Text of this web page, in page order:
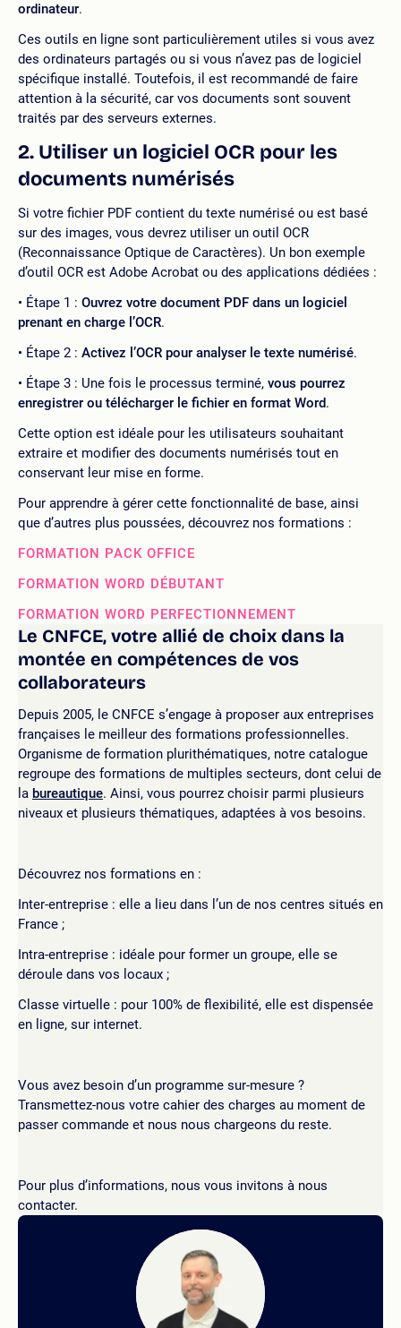
ordinateur.
Ces outils en ligne sont particulièrement utiles si vous avez
des ordinateurs partagés ou si vous n’avez pas de logiciel
spécifique installé. Toutefois, il est recommandé de faire
attention à la sécurité, car vos documents sont souvent
traités par des serveurs externes.
2. Utiliser un logiciel OCR pour les
documents numérisés
Si votre fichier PDF contient du texte numérisé ou est basé
sur des images, vous devrez utiliser un outil OCR
(Reconnaissance Optique de Caractères). Un bon exemple
d’outil OCR est Adobe Acrobat ou des applications dédiées :
Étape 1 : Ouvrez votre document PDF dans un logiciel
prenant en charge l’OCR.
Étape 2 : Activez l’OCR pour analyser le texte numérisé.
Étape 3 : Une fois le processus terminé, vous pourrez
enregistrer ou télécharger le fichier en format Word.
Cette option est idéale pour les utilisateurs souhaitant
extraire et modifier des documents numérisés tout en
conservant leur mise en forme.
Pour apprendre à gérer cette fonctionnalité de base, ainsi
que d’autres plus poussées, découvrez nos formations :
FORMATION PACK OFFICE
FORMATION WORD DÉBUTANT
FORMATION WORD PERFECTIONNEMENT
Le CNFCE, votre allié de choix dans la
montée en compétences de vos
collaborateurs
Depuis 2005, le CNFCE s’engage à proposer aux entreprises
françaises le meilleur des formations professionnelles.
Organisme de formation plurithématiques, notre catalogue
regroupe des formations de multiples secteurs, dont celui de
la bureautique. Ainsi, vous pourrez choisir parmi plusieurs
niveaux et plusieurs thématiques, adaptées à vos besoins.
Découvrez nos formations en :
Inter-entreprise : elle a lieu dans l’un de nos centres situés en
France ;
Intra-entreprise : idéale pour former un groupe, elle se
déroule dans vos locaux ;
Classe virtuelle : pour 100% de flexibilité, elle est dispensée
en ligne, sur internet.
Vous avez besoin d’un programme sur-mesure ?
Transmettez-nous votre cahier des charges au moment de
passer commande et nous nous chargeons du reste.
Pour plus d’informations, nous vous invitons à nous
contacter.